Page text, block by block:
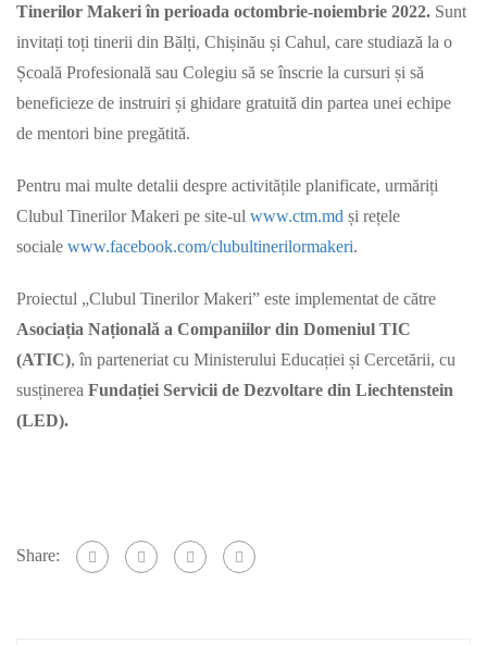
Tinerilor Makeri în perioada octombrie-noiembrie 2022. Sunt
invitați toți tinerii din Bălți, Chișinău și Cahul, care studiază la o
Școală Profesională sau Colegiu să se înscrie la cursuri și să
beneficieze de instruiri și ghidare gratuită din partea unei echipe
de mentori bine pregătită.
Pentru mai multe detalii despre activitățile planificate, urmăriți
Clubul Tinerilor Makeri pe site-ul www.ctm.md și rețele
sociale www.facebook.com/clubultinerilormakeri.
Proiectul „Clubul Tinerilor Makeri” este implementat de către
Asociația Națională a Companiilor din Domeniul TIC
(ATIC), în parteneriat cu Ministerului Educației și Cercetării, cu
susținerea Fundației Servicii de Dezvoltare din Liechtenstein
(LED).
Share: